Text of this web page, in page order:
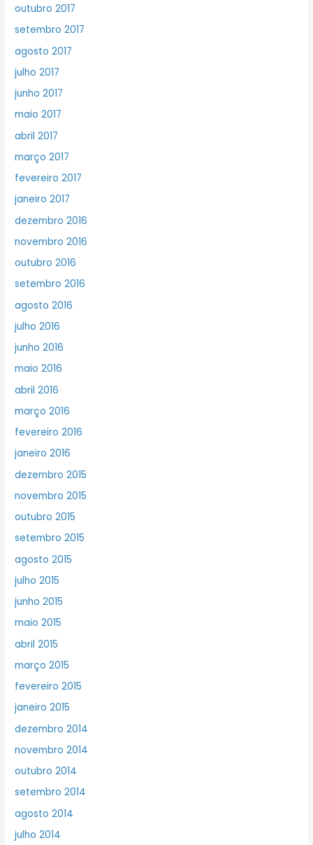
outubro 2017
setembro 2017
agosto 2017
julho 2017
junho 2017
maio 2017
abril 2017
março 2017
fevereiro 2017
janeiro 2017
dezembro 2016
novembro 2016
outubro 2016
setembro 2016
agosto 2016
julho 2016
junho 2016
maio 2016
abril 2016
março 2016
fevereiro 2016
janeiro 2016
dezembro 2015
novembro 2015
outubro 2015
setembro 2015
agosto 2015
julho 2015
junho 2015
maio 2015
abril 2015
março 2015
fevereiro 2015
janeiro 2015
dezembro 2014
novembro 2014
outubro 2014
setembro 2014
agosto 2014
julho 2014